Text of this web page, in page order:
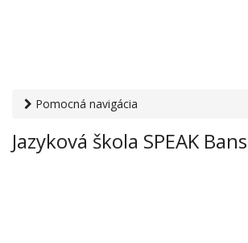
Pomocná navigácia
Jazyková škola SPEAK Banská Bystrica
Jazyková škola SPEAK